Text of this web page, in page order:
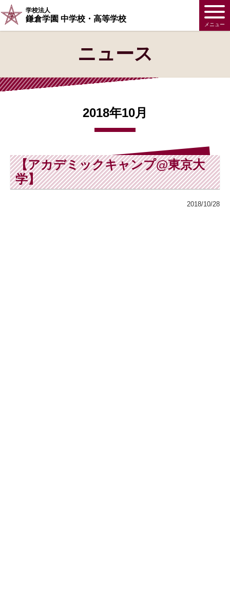
学校法人
鎌倉学園 中学校・高等学校
メニュー
ニュース
2018年10月
【アカデミックキャンプ@東京大
学】
2018/10/28